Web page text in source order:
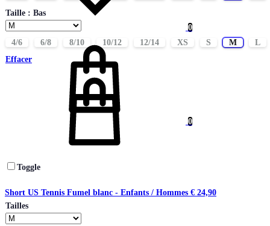
0
Panier
0
Taille : Bas
4/6 6/8 8/10 10/12 12/14 XS S M
L
Effacer
Toggle
Short US Tennis Fumel blanc - Enfants / Hommes € 24,90
Tailles